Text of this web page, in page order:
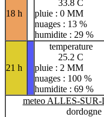
18 h
33.8 C
pluie : 0 MM
nuages : 13 %
humidite : 29 %
21 h
temperature
25.2 C
pluie : 2 MM
nuages : 100 %
humidite : 69 %
meteo ALLES-
dordogne